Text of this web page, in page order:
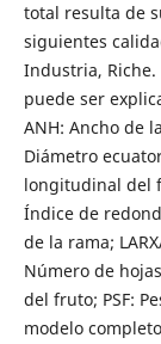
total resulta de
siguientes
Industria,
puede ser
ANH: Ancho de
Diámetro
longitudinal del
Índice de
de la rama;
Número de
del fruto; PSF:
modelo